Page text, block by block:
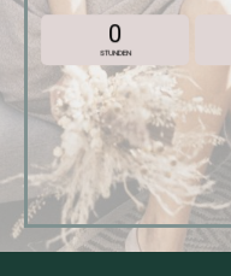
0
STUNDEN